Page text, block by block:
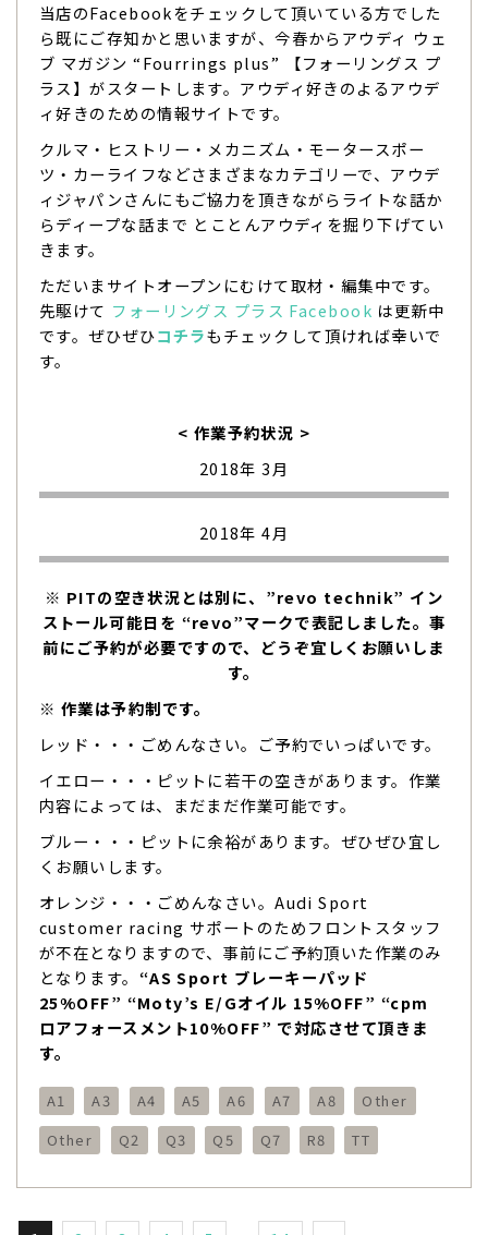
当店のFacebookをチェックして頂いている方でした
ら既にご存知かと思いますが、今春からアウディ ウェ
ブ マガジン “Fourrings plus” 【フォーリングス プ
ラス】がスタートします。アウディ好きのよるアウデ
ィ好きのための情報サイトです。
クルマ・ヒストリー・メカニズム・モータースポー
ツ・カーライフなどさまざまなカテゴリーで、アウデ
ィジャパンさんにもご協力を頂きながらライトな話か
らディープな話まで とことんアウディを掘り下げてい
きます。
ただいまサイトオープンにむけて取材・編集中です。
先駆けて フォーリングス プラス Facebook は更新中
です。ぜひぜひコチラもチェックして頂ければ幸いで
す。
< 作業予約状況 >
2018年 3月
2018年 4月
※ PITの空き状況とは別に、”revo technik” イン
ストール可能日を “revo”マークで表記しました。事
前にご予約が必要ですので、どうぞ宜しくお願いしま
す。
※ 作業は予約制です。
レッド・・・ごめんなさい。ご予約でいっぱいです。
イエロー・・・ピットに若干の空きがあります。作業
内容によっては、まだまだ作業可能です。
ブルー・・・ピットに余裕があります。ぜひぜひ宜し
くお願いします。
オレンジ・・・ごめんなさい。Audi Sport
customer racing サポートのためフロントスタッフ
が不在となりますので、事前にご予約頂いた作業のみ
となります。 “AS Sport ブレーキーパッド
25%OFF” “Moty’s E/Gオイル 15%OFF” “cpm
ロアフォースメント10%OFF” で対応させて頂きま
す。
A1 A3 A4 A5 A6 A7 A8
Other
Other
Q2 Q3 Q5 Q7 R8 TT